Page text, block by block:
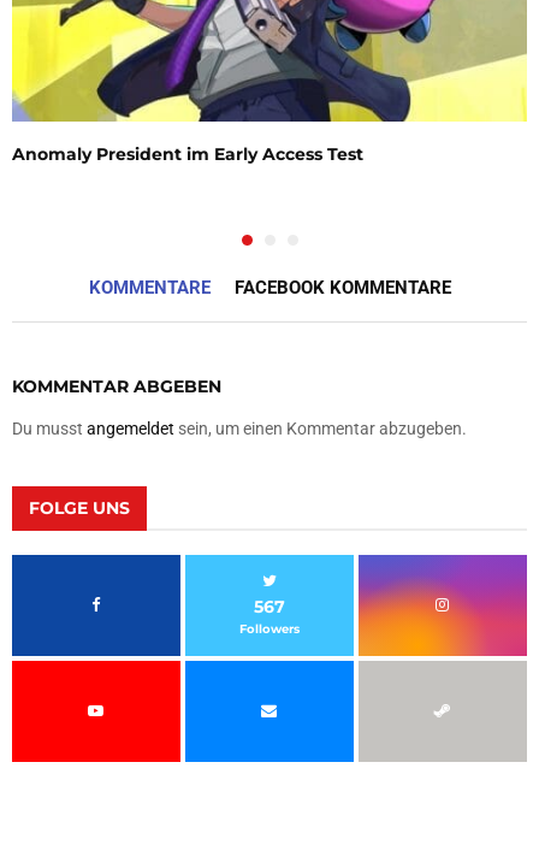
Anomaly President im Early Access Test
KOMMENTARE FACEBOOK KOMMENTARE
KOMMENTAR ABGEBEN
Du musst angemeldet sein, um einen Kommentar abzugeben.
FOLGE UNS
567
Followers